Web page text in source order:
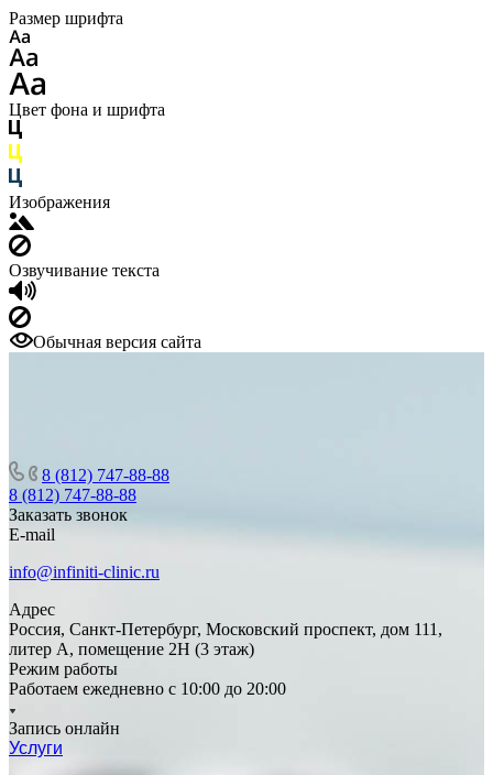
Размер шрифта
Цвет фона и шрифта
Изображения
Озвучивание текста
Обычная версия сайта
8 (812) 747-88-88
8 (812) 747-88-88
Заказать звонок
E-mail
info@infiniti-clinic.ru
Адрес
Россия, Санкт-Петербург, Московский проспект, дом 111,
литер А, помещение 2Н (3 этаж)
Режим работы
Работаем ежедневно с 10:00 до 20:00
Запись онлайн
Услуги